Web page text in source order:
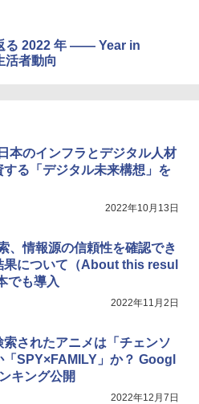
る 2022 年 —— Year in
活者動向
本のインフラとデジタル人材
する「デジタル未来構想」を
2022年10月13日
、情報源の信頼性を確認でき
果について（About this resul
でも導入
2022年11月2日
索されたアニメは「チェンソ
「SPY×FAMILY」か？ Googl
キング公開
2022年12月7日